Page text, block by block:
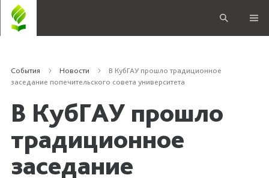
События Новости
В КубГАУ прошло традиционное
заседание попечительского совета университета
В КубГАУ прошло
традиционное
заседание